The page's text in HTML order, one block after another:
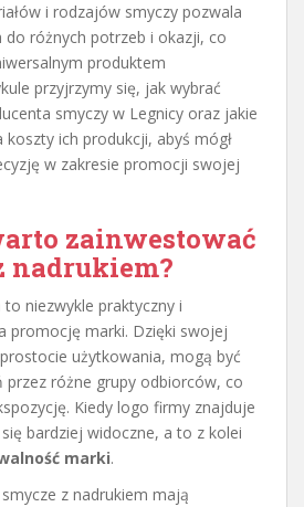
i rodzajów smyczy pozwala
różnych potrzeb i okazji, co
produktem
przyjrzymy się, jak wybrać
smyczy w Legnicy oraz jakie
koszty ich produkcji, abyś mógł
w zakresie promocji swojej
zainwestować
nadrukiem?
niezwykle praktyczny i
promocję marki. Dzięki swojej
użytkowania, mogą być
przez różne grupy odbiorców, co
Kiedy logo firmy znajduje
bardziej widoczne, a to z kolei
marki.
z nadrukiem mają